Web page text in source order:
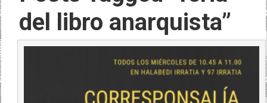
del libro anarquista”